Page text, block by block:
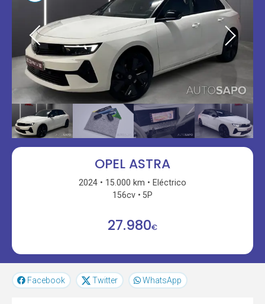
OPEL ASTRA
2024 15.000 km
Eléctrico
156cv
5P
27.980€
Facebook Twitter WhatsApp